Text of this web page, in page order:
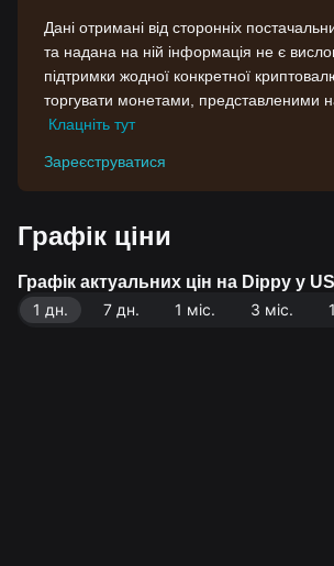
Дані отримані від сторонніх
та надана на ній інформація не є
підтримки жодної конкретної
торгувати монетами, представленими
Клацніть тут
Зареєструватися
Графік ціни
Графік актуальних цін на Dippy у
1 дн.
7 дн. 1 міс. 3 міс.